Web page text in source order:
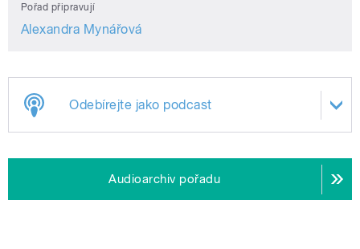
Pořad připravují
Alexandra Mynářová
Odebírejte jako podcast
Audioarchiv pořadu